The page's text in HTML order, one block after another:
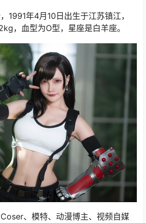
1991年4月10日出生于江苏镇江，
，血型为O型，星座是白羊座。
、模特、动漫博主、视频自媒